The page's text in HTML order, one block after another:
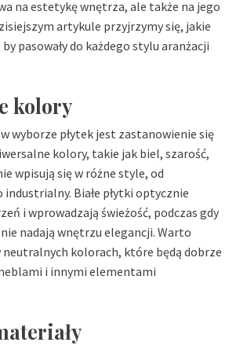
na estetykę wnętrza, ale także na jego
artykule przyjrzymy się, jakie
pasowały do każdego stylu aranżacji
kolory
wyborze płytek jest zastanowienie się
kolory, takie jak biel, szarość,
wpisują się w różne style, od
Białe płytki optycznie
i wprowadzają świeżość, podczas gdy
nadają wnętrzu elegancji. Warto
neutralnych kolorach, które będą dobrze
i innymi elementami